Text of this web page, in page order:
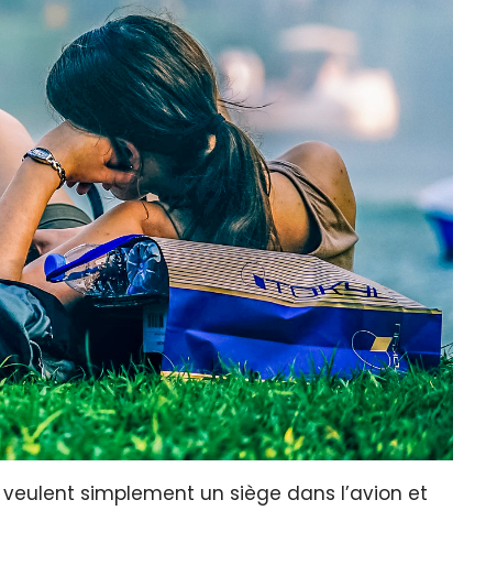
simplement un siège dans l’avion et